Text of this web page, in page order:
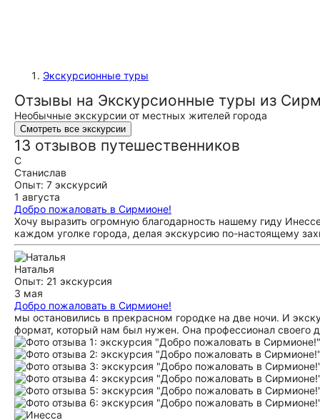
Экскурсионные туры
Отзывы на Экскурсионные туры из
Необычные экскурсии от местных жителей города
Смотреть все экскурсии
13 отзывов путешественников
С
Станислав
Опыт: 7 экскурсий
1 августа
Добро пожаловать в Сирмионе!
Хочу выразить огромную благодарность нашему гиду
каждом уголке города, делая экскурсию по-настоящему
Наталья
Опыт: 21 экскурсия
3 мая
Добро пожаловать в Сирмионе!
мы остановились в прекрасном городке на две ночи. И
формат, который нам был нужен. Она профессионал своего